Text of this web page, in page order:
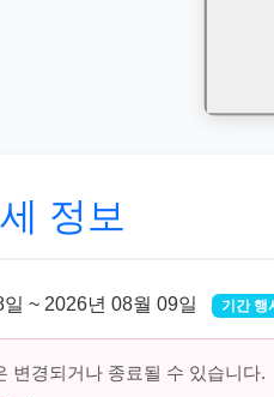
정보
~ 2026년 08월 09일 기간 행
변경되거나 종료될 수 있습니다.